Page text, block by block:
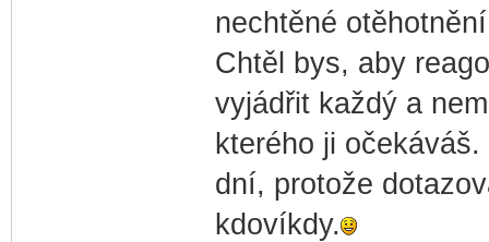
nechtěné
Chtěl bys, aby
vyjádřit každý a
kterého ji
dní, protože
kdovíkdy.